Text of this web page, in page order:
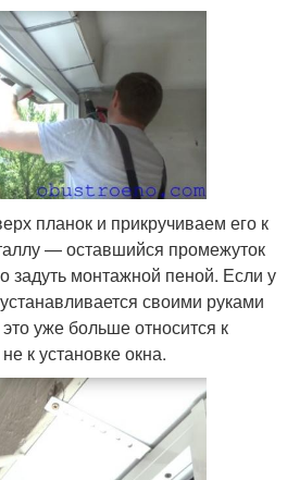
планок и прикручиваем его к
— оставшийся промежуток
задуть монтажной пеной. Если у
своими руками
уже больше относится к
к установке окна.